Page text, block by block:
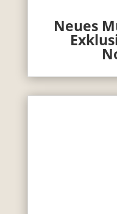
Neues